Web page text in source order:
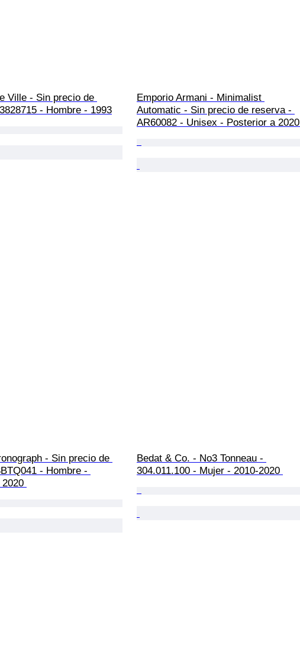
Ville - Sin precio de
- Hombre - 1993
Emporio Armani - Minimalist
Automatic - Sin precio de reserva -
AR60082 - Unisex - Posterior a 2020
- Sin precio de
- Hombre -
Bedat & Co. - No3 Tonneau -
304.011.100 - Mujer - 2010-2020